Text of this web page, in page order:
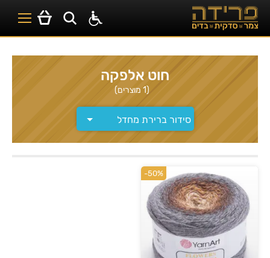
חוט אלפקה
(1 מוצרים)
-50%